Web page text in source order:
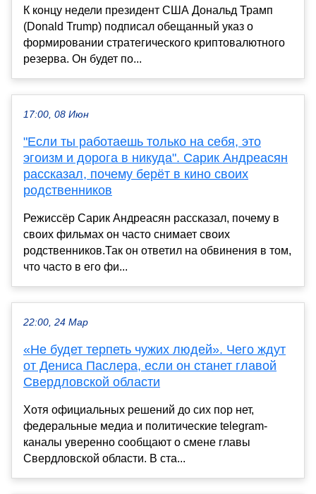
К концу недели президент США Дональд Трамп
(Donald Trump) подписал обещанный указ о
формировании стратегического криптовалютного
резерва. Он будет по...
17:00, 08 Июн
"Если ты работаешь только на себя, это
эгоизм и дорога в никуда". Сарик Андреасян
рассказал, почему берёт в кино своих
родственников
Режиссёр Сарик Андреасян рассказал, почему в
своих фильмах он часто снимает своих
родственников.Так он ответил на обвинения в том,
что часто в его фи...
22:00, 24 Мар
«Не будет терпеть чужих людей». Чего ждут
от Дениса Паслера, если он станет главой
Свердловской области
Хотя официальных решений до сих пор нет,
федеральные медиа и политические telegram-
каналы уверенно сообщают о смене главы
Свердловской области. В ста...